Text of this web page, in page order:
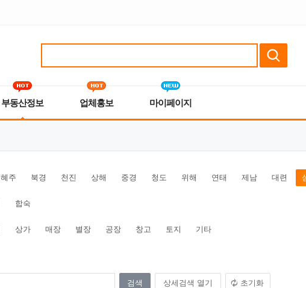
부동산정보 업체홍보 마이페이지
혜주 북경 천진 상해 중경 청도 위해 연태 제남 대련
합숙
상가 매장 별장 공장 창고 토지 기타
상세검색 열기 초기화